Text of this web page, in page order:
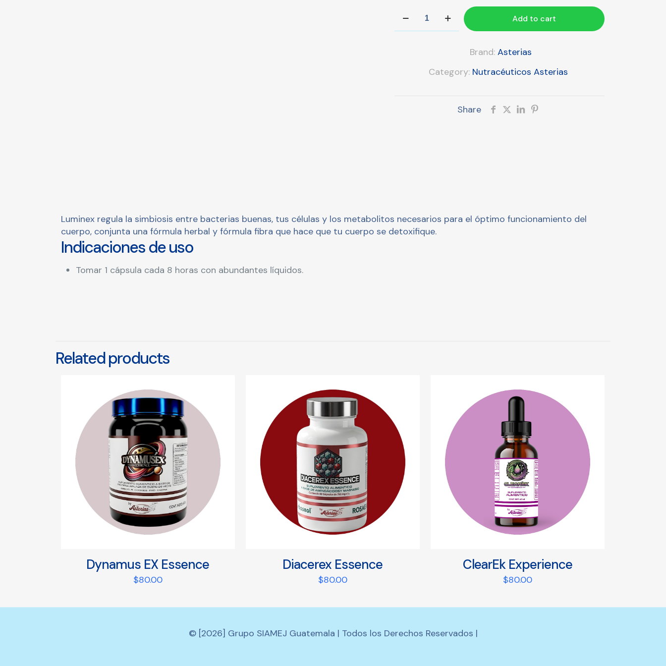
quantity
Add to cart
Category: Nutracéuticos Asterias
Brand: Asterias
Share
Luminex regula la simbiosis entre bacterias buenas, tus células y los metabolitos necesarios para el óptimo funcionamiento del
cuerpo, conjunta una fórmula herbal y fórmula fibra que hace que tu cuerpo se detoxifique.
Indicaciones de uso
Tomar 1 cápsula cada 8 horas con abundantes líquidos.
Related products
Dynamus EX Essence
$80.00
Diacerex Essence
$80.00
ClearEk Experience
$80.00
© [2026] Grupo SIAMEJ Guatemala | Todos los Derechos Reservados |